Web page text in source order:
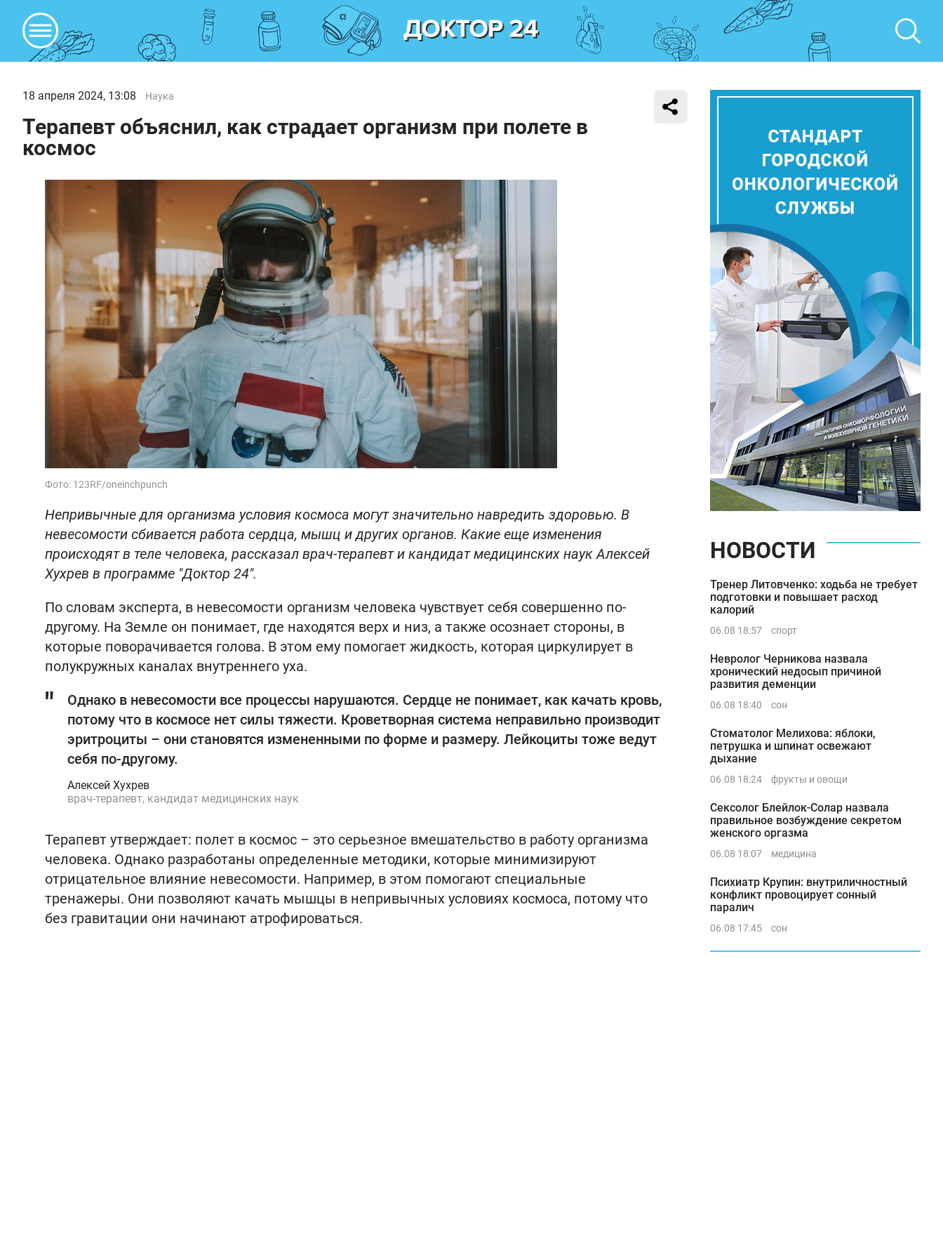
18 апреля 2024, 13:08 Наука
Терапевт объяснил, как страдает организм при полете в
космос
Фото: 123RF/oneinchpunch
Непривычные для организма условия космоса могут значительно навредить здоровью. В
невесомости сбивается работа сердца, мышц и других органов. Какие еще изменения
происходят в теле человека, рассказал врач-терапевт и кандидат медицинских наук Алексей
Хухрев в программе "Доктор 24".
По словам эксперта, в невесомости организм человека чувствует себя совершенно по-
другому. На Земле он понимает, где находятся верх и низ, а также осознает стороны, в
которые поворачивается голова. В этом ему помогает жидкость, которая циркулирует в
полукружных каналах внутреннего уха.
Однако в невесомости все процессы нарушаются. Сердце не понимает, как качать кровь,
потому что в космосе нет силы тяжести. Кроветворная система неправильно производит
эритроциты – они становятся измененными по форме и размеру. Лейкоциты тоже ведут
себя по-другому.
Алексей Хухрев
врач-терапевт, кандидат медицинских наук
Терапевт утверждает: полет в космос – это серьезное вмешательство в работу организма
человека. Однако разработаны определенные методики, которые минимизируют
отрицательное влияние невесомости. Например, в этом помогают специальные
тренажеры. Они позволяют качать мышцы в непривычных условиях космоса, потому что
без гравитации они начинают атрофироваться.
НОВОСТИ
Тренер Литовченко: ходьба не требует
подготовки и повышает расход
калорий
06.08 18:57 спорт
Невролог Черникова назвала
хронический недосып причиной
развития деменции
06.08 18:40 сон
Стоматолог Мелихова: яблоки,
петрушка и шпинат освежают
дыхание
06.08 18:24 фрукты и овощи
Сексолог Блейлок-Солар назвала
правильное возбуждение секретом
женского оргазма
06.08 18:07 медицина
Психиатр Крупин: внутриличностный
конфликт провоцирует сонный
паралич
06.08 17:45 сон